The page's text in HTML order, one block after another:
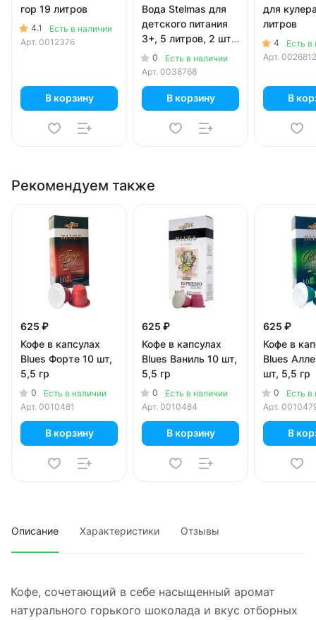
гор 19 литров
4.1
Есть в наличии
Арт. 0012376
В корзину
Вода Stelmas для
детского питания
3+, 5 литров, 2 шт.
в уп.
0
Есть в наличии
Арт. 0038768
В корзину
для
литров
4
Есть в
Арт. 0026812
В
Рекомендуем также
625 ₽
Кофе в капсулах
Blues Форте 10 шт,
5,5 гр
0
Есть в наличии
Арт. 0010481
В корзину
625 ₽
Кофе в капсулах
Blues Ваниль 10 шт,
5,5 гр
0
Есть в наличии
Арт. 0010484
В корзину
625 ₽
Кофе в
Blues
шт, 5,5 гр
0
Есть в
Арт.
В
Описание Характеристики Отзывы
Кофе, сочетающий в себе насыщенный аромат
натурального горького шоколада и вкус отборных